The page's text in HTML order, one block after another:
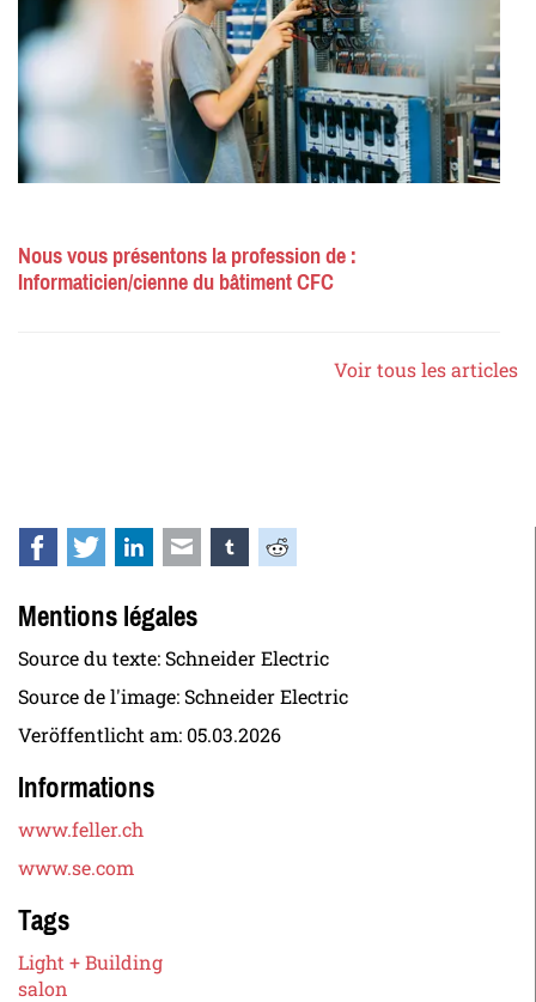
Nous vous présentons la profession de :
Informaticien/cienne du bâtiment CFC
Voir tous les articles
Facebook
TwitterLinkedInE-mail tumblrReddit
Mentions légales
Source du texte: Schneider Electric
Source de l'image: Schneider Electric
Veröffentlicht am: 05.03.2026
Informations
www.feller.ch
www.se.com
Tags
Light + Building
salon